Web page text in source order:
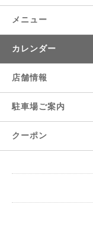
メニュー
カレンダー
店舗情報
駐車場ご案内
クーポン